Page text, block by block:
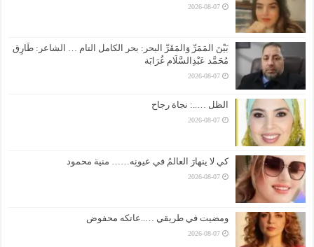
2026-08-07
بَيْنَ المَمَرِّ وَالمَقَرِّ البحر: بحر الكامل التام … الشاعر: طَارِق
مُحَمَّد عَبْدِالسَّلَام غُرَابَة
2026-08-07
الظل …..: نجاة رجاح
2026-08-07
كي لا ينهارَ العالمُ في عيونِه…… منية محمود
2026-08-07
ومضيت في طريقي …..عاتكه محفوض
2026-08-07